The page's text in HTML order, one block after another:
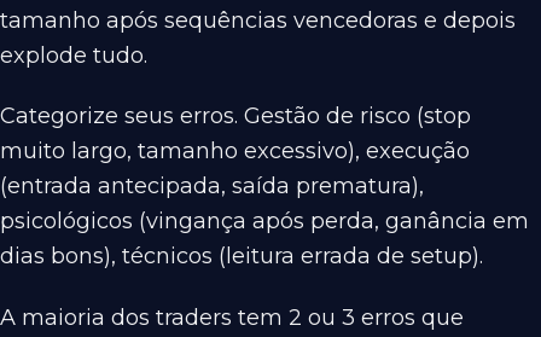
tamanho após sequências vencedoras e depois
explode tudo.
Categorize seus erros. Gestão de risco (stop
muito largo, tamanho excessivo), execução
(entrada antecipada, saída prematura),
psicológicos (vingança após perda, ganância em
dias bons), técnicos (leitura errada de setup).
A maioria dos traders tem 2 ou 3 erros que